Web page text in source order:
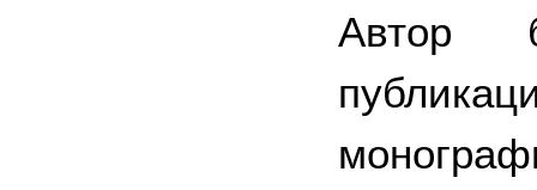
Автор